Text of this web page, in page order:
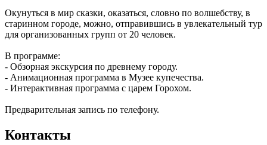
Окунуться в мир сказки, оказаться, словно по волшебству, в
старинном городе, можно, отправившись в увлекательный тур
для организованных групп от 20 человек.
В программе:
- Обзорная экскурсия по древнему городу.
- Анимационная программа в Музее купечества.
- Интерактивная программа с царем Горохом.
Предварительная запись по телефону.
Контакты